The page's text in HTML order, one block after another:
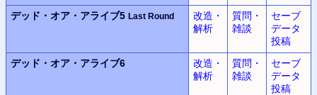
デッド・オア・アライブ5 Last Round
改造・
解析
質問・
雑談
セーブ
データ
投稿
デッド・オア・アライブ6
改造・
解析
質問・
雑談
セーブ
データ
投稿